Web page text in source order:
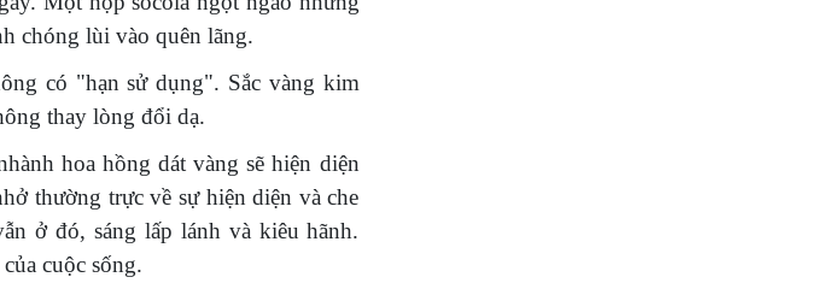
chóng lùi vào quên lãng.
có "hạn sử dụng". Sắc vàng kim
thay lòng đổi dạ.
hoa hồng dát vàng sẽ hiện diện
thường trực về sự hiện diện và che
ở đó, sáng lấp lánh và kiêu hãnh.
cuộc sống.